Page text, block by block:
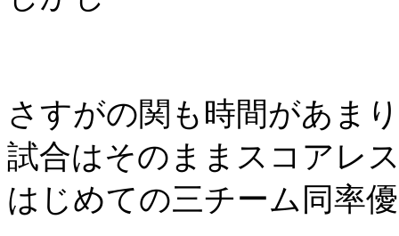
さすがの関も時間があま
試合はそのままスコアレ
はじめての三チーム同率